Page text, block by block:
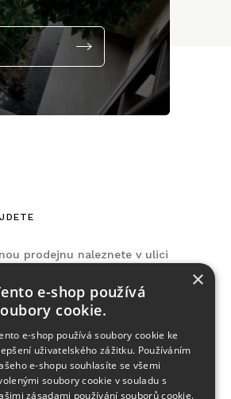
prodejnu naleznete v ulici
Praze 2.
×
e-shop používá
cookie.
e-shop používá soubory cookie ke
uživatelského zážitku. Používáním
e-shopu souhlasíte se všemi
soubory cookie v souladu s
zásadami používání souborů cookie.